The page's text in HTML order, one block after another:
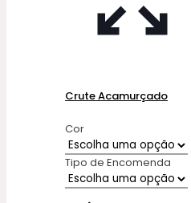
Crute Acamurçado
Cor
Tipo de Encomenda